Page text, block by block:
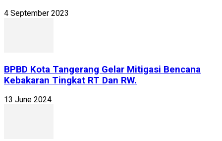
4 September 2023
BPBD Kota Tangerang Gelar Mitigasi Bencana
Kebakaran Tingkat RT Dan RW.
13 June 2024